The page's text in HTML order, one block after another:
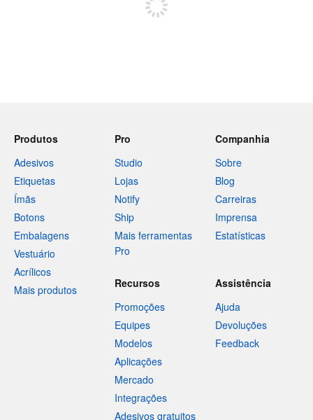
Produtos
Adesivos
Etiquetas
Ímãs
Botons
Embalagens
Vestuário
Acrílicos
Mais produtos
Pro
Studio
Lojas
Notify
Ship
Mais ferramentas
Pro
Companhia
Sobre
Blog
Carreiras
Imprensa
Estatísticas
Recursos
Promoções
Equipes
Modelos
Aplicações
Mercado
Integrações
Adesivos gratuitos
Assistência
Ajuda
Devoluções
Feedback